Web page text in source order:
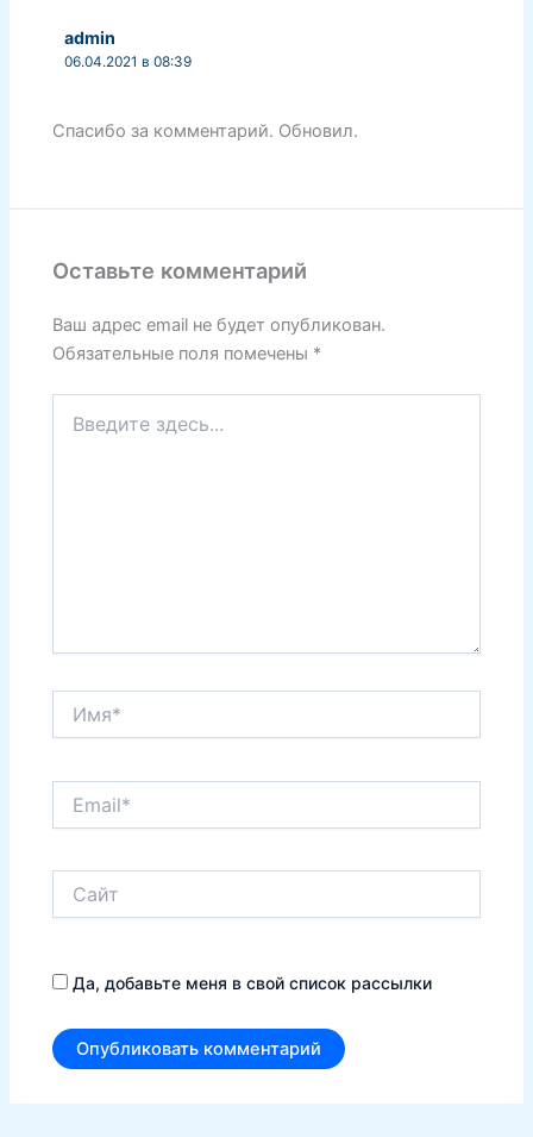
admin
06.04.2021 в 08:39
Спасибо за комментарий. Обновил.
Оставьте комментарий
Ваш адрес email не будет опубликован.
Обязательные поля помечены *
здесь...
Да, добавьте меня в свой список рассылки